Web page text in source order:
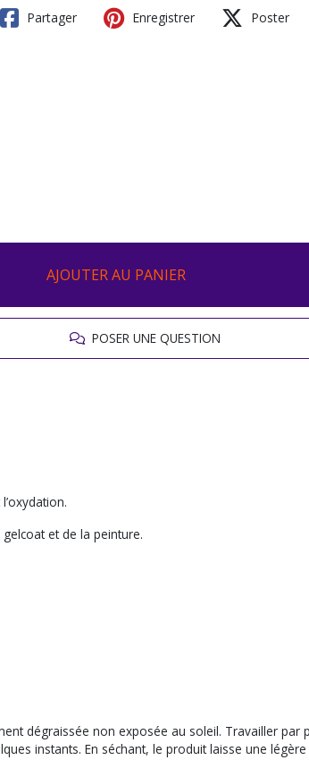
Partager Enregistrer Poster
AJOUTER AU PANIER
POSER UNE QUESTION
et de la peinture.
dégraissée non exposée au soleil. Travailler
instants. En séchant, le produit laisse une